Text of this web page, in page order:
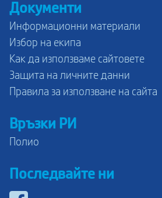
Документи
Информационни материали
Избор на екипа
Как да използваме сайтовете
Защита на личните данни
Правила за използване на сайта
Връзки РИ
Полио
Последвайте ни